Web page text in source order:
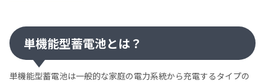
単機能型蓄電池とは？
単機能型蓄電池は一般的な家庭の電力系統から充電するタイプの